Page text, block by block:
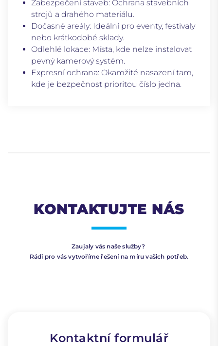
Zabezpečení staveb: Ochrana stavebních
strojů a drahého materiálu.
Dočasné areály: Ideální pro eventy, festivaly
nebo krátkodobé sklady.
Odlehlé lokace: Místa, kde nelze instalovat
pevný kamerový systém.
Expresní ochrana: Okamžité nasazení tam,
kde je bezpečnost prioritou číslo jedna.
KONTAKTUJTE NÁS
Zaujaly vás naše služby?
Rádi pro vás vytvoříme řešení na míru vašich potřeb.
Kontaktní formulář